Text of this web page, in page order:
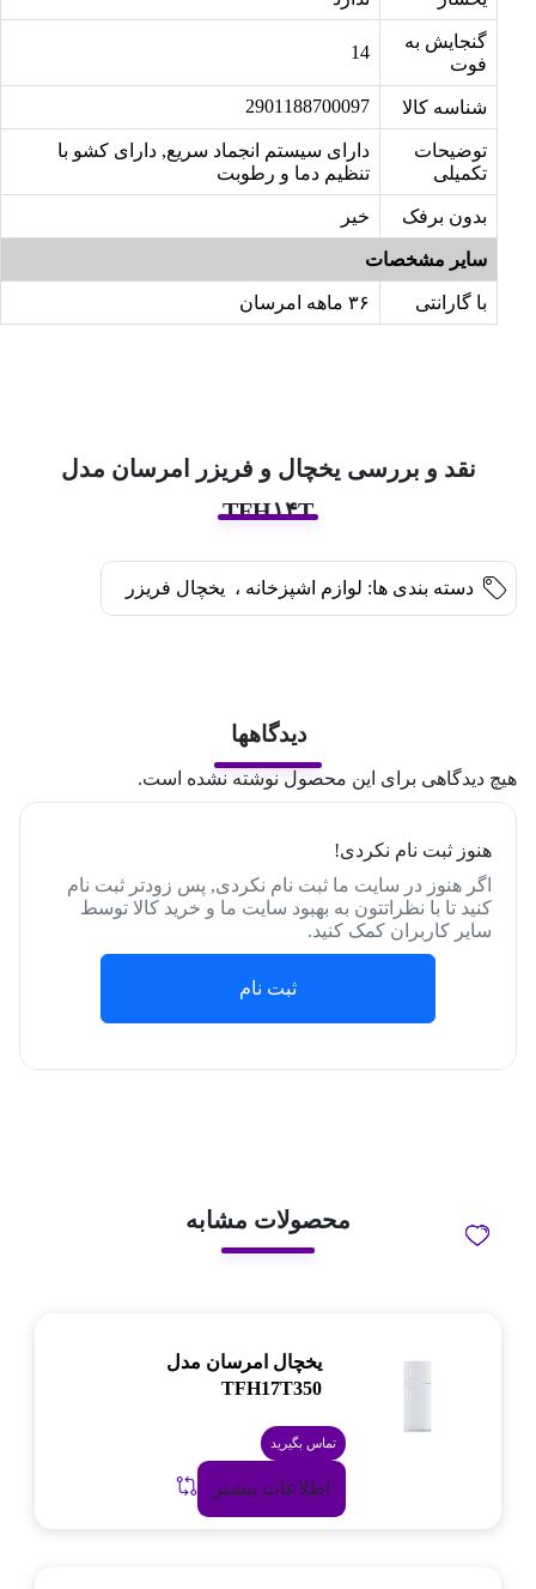
گنجایش به
فوت
14
شناسه کالا 2901188700097
توضیحات
تکمیلی
دارای سیستم انجماد سریع, دارای کشو با
تنظیم دما و رطوبت
بدون برفک خیر
سایر مشخصات
با گارانتی ۳۶ ماهه امرسان
نقد و بررسی یخچال و فریزر امرسان مدل
TFH۱۴T
دسته بندی ها: لوازم اشپزخانه ، یخچال فریزر
دیدگاهها
هیچ دیدگاهی برای این محصول نوشته نشده است.
هنوز ثبت نام نکردی!
اگر هنوز در سایت ما ثبت نام نکردی, پس زودتر ثبت نام
کنید تا با نظراتتون به بهبود سایت ما و خرید کالا توسط
سایر کاربران کمک کنید.
ثبت نام
محصولات مشابه
یخچال امرسان مدل
TFH17T350
تماس بگیرید
اطلاعات بیشتر